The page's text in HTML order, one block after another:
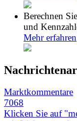
Berechnen
und
Mehr erfahren
Marktkommentare
7068
Klicken Sie auf